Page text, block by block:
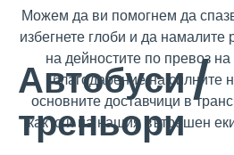
Автобуси /
треньори
Можем да ви помогнем да
избегнете глоби и да
на дейностите по превоз
благодарение на силните
основните доставчици в
както и на нашия вътрешен